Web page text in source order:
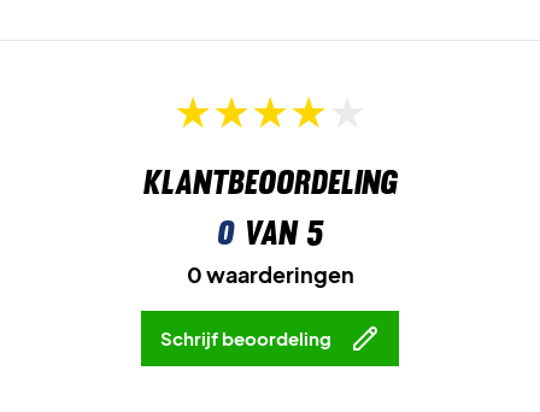
Klantbeoordeling
0van 5
0 waarderingen
Schrijf beoordeling